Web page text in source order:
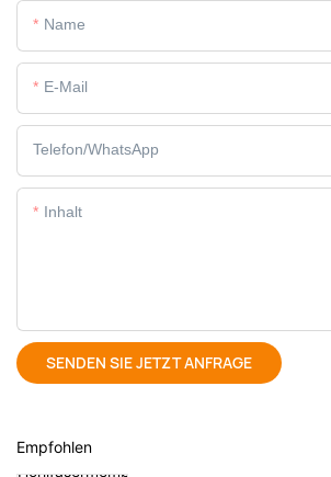
Name
E-Mail
Telefon/WhatsApp
Inhalt
SENDEN SIE JETZT ANFRAGE
Empfohlen